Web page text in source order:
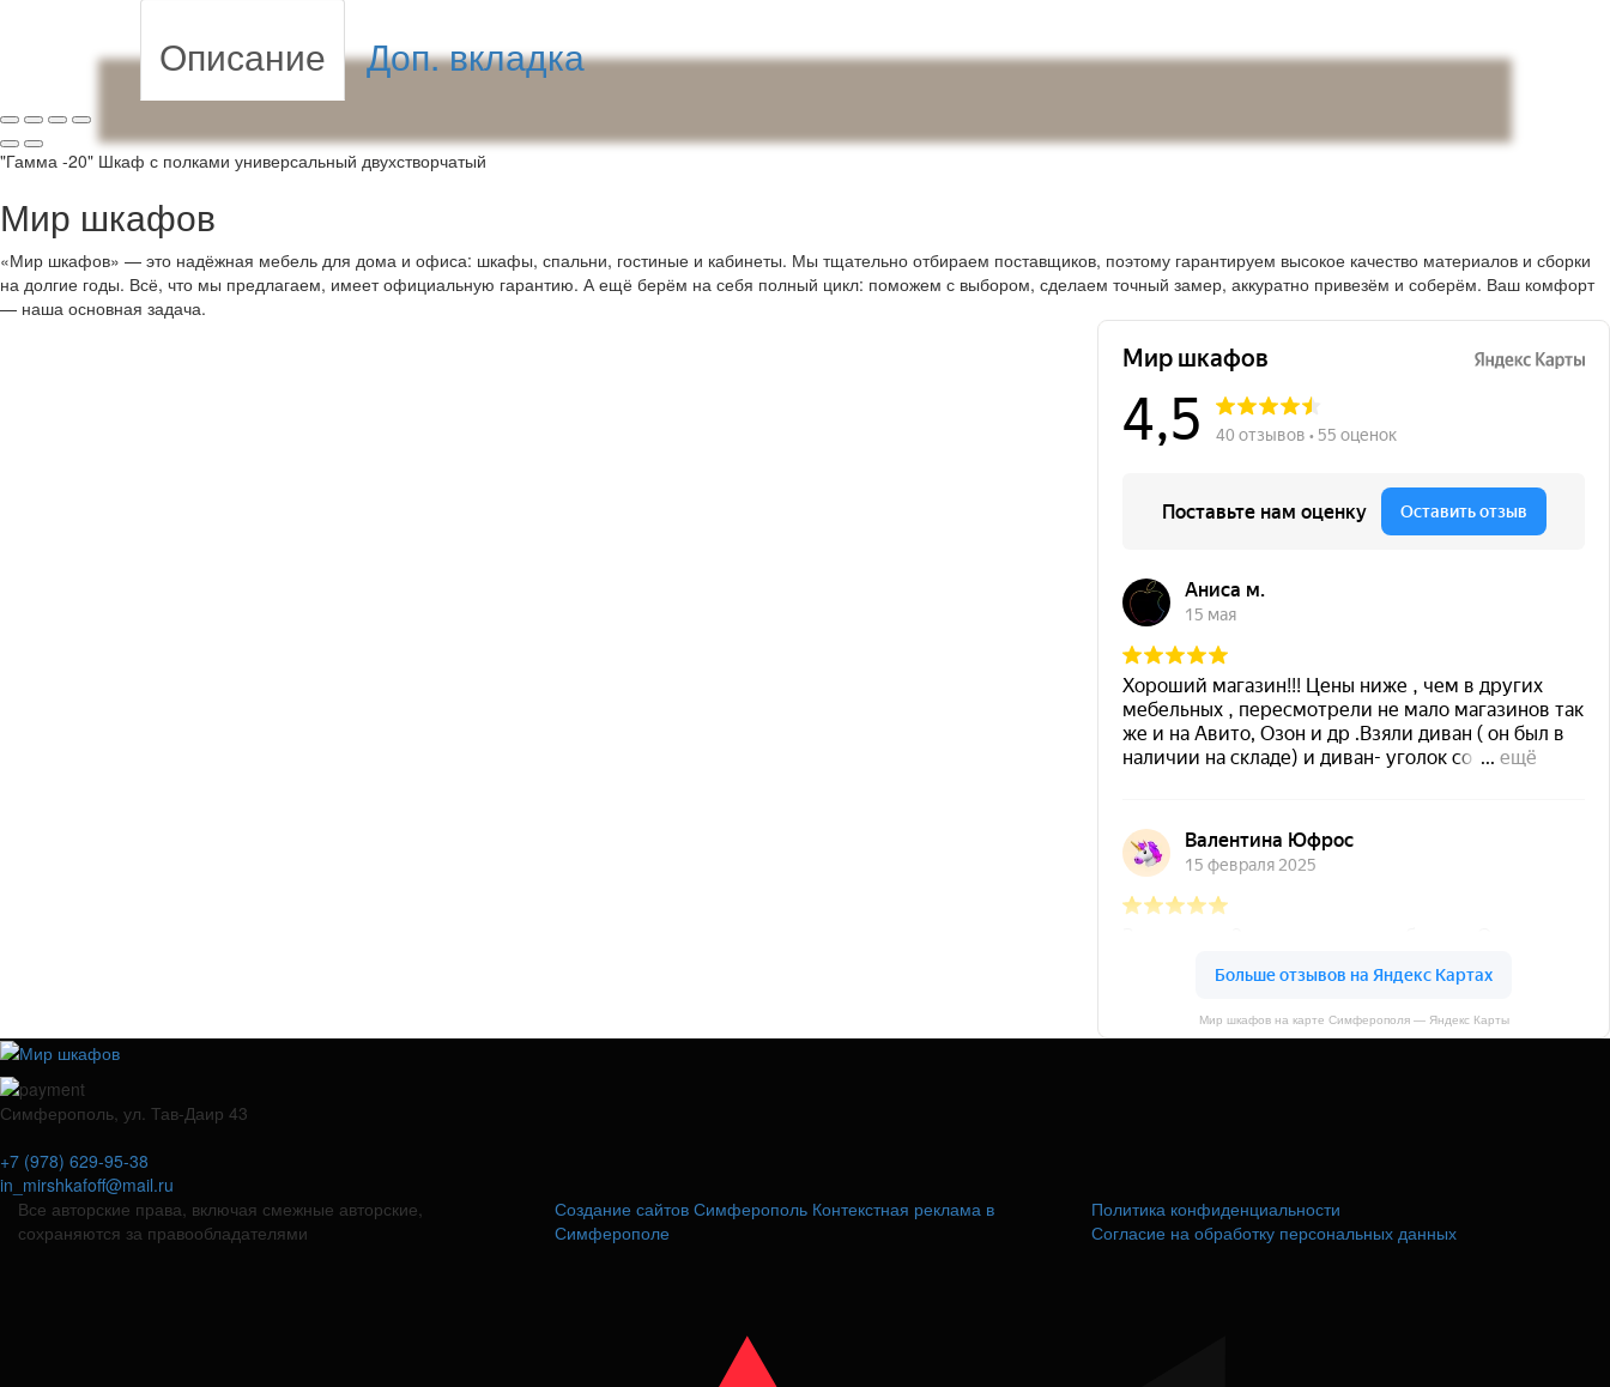
Описание Доп. вкладка
"Гамма -20" Шкаф с полками универсальный двухстворчатый
Мир шкафов
«Мир шкафов» — это надёжная мебель для дома и офиса: шкафы, спальни, гостиные и кабинеты. Мы тщательно отбираем поставщиков, поэтому гарантируем высокое качество материалов и сборки
на долгие годы. Всё, что мы предлагаем, имеет официальную гарантию. А ещё берём на себя полный цикл: поможем с выбором, сделаем точный замер, аккуратно привезём и соберём. Ваш комфорт
— наша основная задача.
Мир шкафов на карте Симферополя — Яндекс Карты
Симферополь, ул. Тав-Даир 43
+7 (978) 629-95-38
in_mirshkafoff@mail.ru
Все авторские права, включая смежные авторские,
сохраняются за правообладателями
Создание сайтов Симферополь Контекстная реклама в
Симферополе
Политика конфиденциальности
Согласие на обработку персональных данных